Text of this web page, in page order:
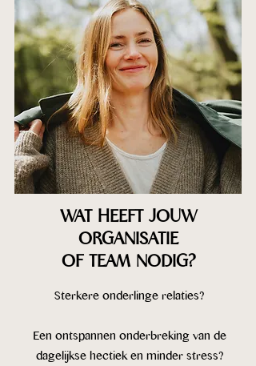
WAT HEEFT JOUW
ORGANISATIE
OF TEAM NODIG?​
Sterkere onderlinge relaties?​
Een ontspannen onderbreking van de
dagelijkse hectiek en minder stress?​